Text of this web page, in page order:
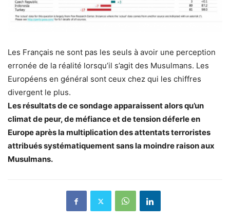
Les Français ne sont pas les seuls à avoir une perception
erronée de la réalité lorsqu’il s’agit des Musulmans. Les
Européens en général sont ceux chez qui les chiffres
divergent le plus.
Les résultats de ce sondage apparaissent alors qu’un
climat de peur, de méfiance et de tension déferle en
Europe après la multiplication des attentats terroristes
attribués systématiquement sans la moindre raison aux
Musulmans.